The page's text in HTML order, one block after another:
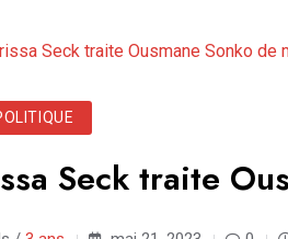
Seck traite Ousmane Sonko de
Seck traite